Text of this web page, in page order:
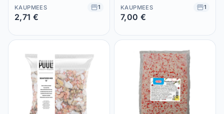
KAUPMEES 1
2,71 €
KAUPMEES 1
7,00 €